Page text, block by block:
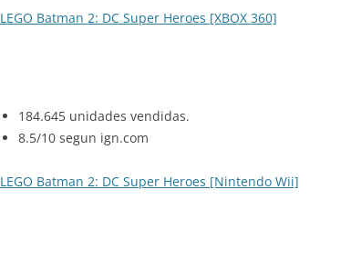
LEGO Batman 2: DC Super Heroes [XBOX 360]
184.645 unidades vendidas.
8.5/10 segun ign.com
LEGO Batman 2: DC Super Heroes [Nintendo Wii]